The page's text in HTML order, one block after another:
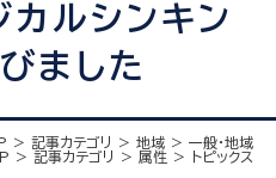
カルシンキン
ました
記事カテゴリ 地域
一般・地域
記事カテゴリ 属性 トピックス